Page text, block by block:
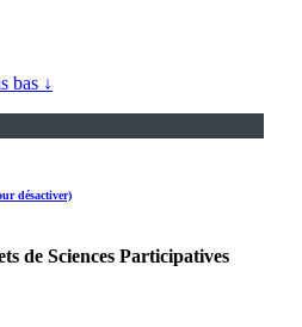
bas ↓
désactiver)
de Sciences Participatives